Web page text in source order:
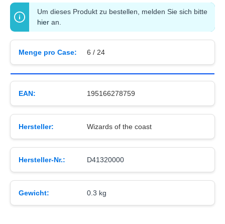
Um dieses Produkt zu bestellen, melden Sie sich bitte
hier an.
Menge pro Case: 6 / 24
EAN: 195166278759
Hersteller: Wizards of the coast
Hersteller-Nr.: D41320000
Gewicht: 0.3 kg